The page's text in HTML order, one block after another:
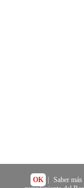
OK Saber más